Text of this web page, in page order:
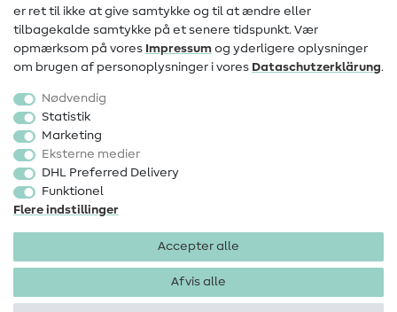
Fortrydelsesret
Populært
Sytilbehør
Udsalg
er ret til ikke at give samtykke og til at ændre eller
tilbagekalde samtykke på et senere tidspunkt. Vær
opmærksom på vores Impressum og yderligere oplysninger
om brugen af personoplysninger i vores Data­schutz­erklärung.
Nødvendig
Statistik
Marketing
Eksterne medier
DHL Preferred Delivery
Funktionel
Flere indstillinger
Accepter alle
Afvis alle
Impressum Databeskyttelse
AGB